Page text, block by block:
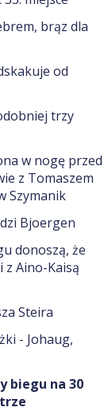
brąz dla
od
trzy
w nogę przed
z Tomaszem
Szymanik
Bjoergen
donoszą, że
z Aino-Kaisą
Steira
- Johaug,
biegu na 30